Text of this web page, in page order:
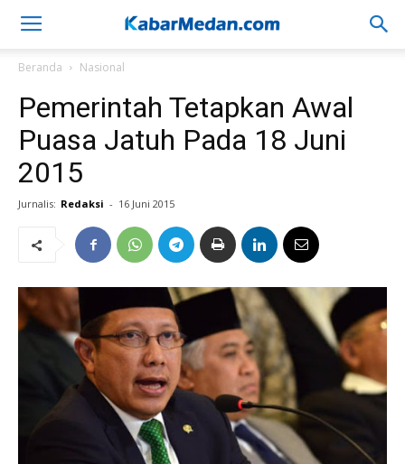
Beranda Nasional
Pemerintah Tetapkan Awal
Puasa Jatuh Pada 18 Juni
2015
Jurnalis: Redaksi - 16 Juni 2015